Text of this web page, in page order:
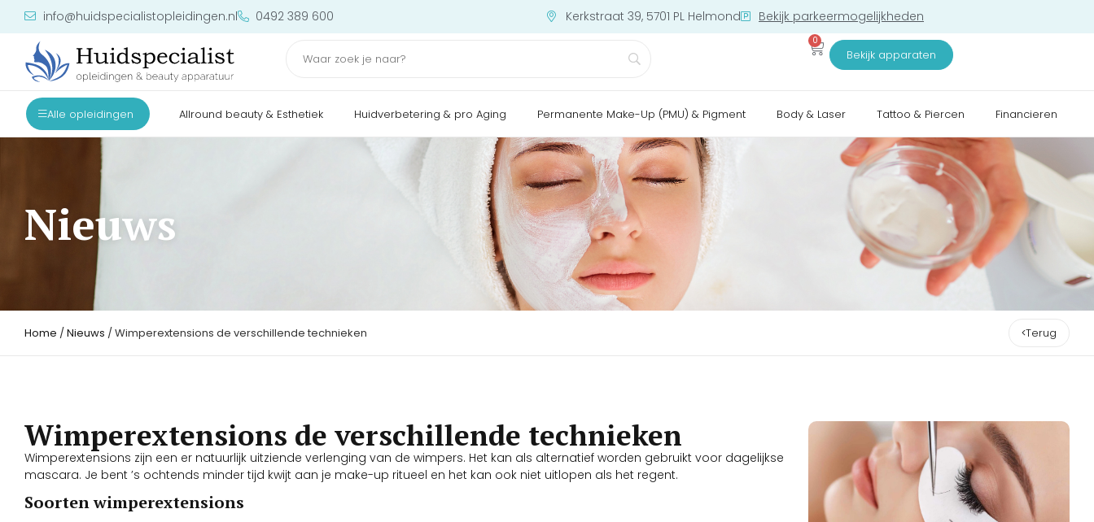
info@huidspecialistopleidingen.nl 0492 389 600 Kerkstraat 39, 5701 PL Helmond Bekijk parkeermogelijkheden
0
Bekijk apparaten
Alle opleidingen Allround beauty & Esthetiek Huidverbetering & pro Aging Permanente Make-Up (PMU) & Pigment Body & Laser Tattoo & Piercen Financieren
Nieuws
Home /Nieuws / Wimperextensions de verschillende technieken Terug
Wimperextensions de verschillende technieken
Wimperextensions zijn een er natuurlijk uitziende verlenging van de wimpers. Het kan als alternatief worden gebruikt voor dagelijkse
mascara. Je bent ’s ochtends minder tijd kwijt aan je make-up ritueel en het kan ook niet uitlopen als het regent.
Soorten wimperextensions